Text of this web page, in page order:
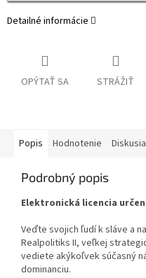
Detailné informácie
OPÝTAŤ SA STRÁŽIŤ
Popis Hodnotenie Diskusia
Podrobný popis
Elektronická licencia
Veďte svojich ľudí k sláve a
Realpolitiks II, veľkej
vediete akýkoľvek súčasný
dominanciu.